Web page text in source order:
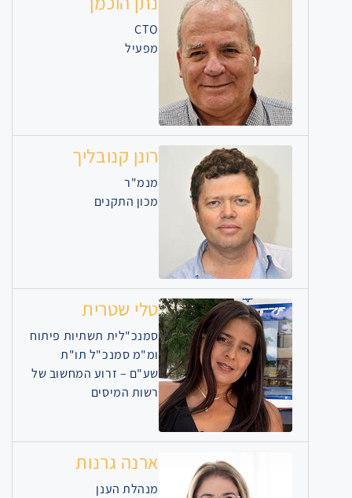
CTO
מפעיל
רונן קנובליך
מנמ"ר
מכון התקנים
טלי שטרית
סמנכ"לית תשתיות פיתוח
ומ"מ סמנכ"ל תו"ת
שע"ם – זרוע המחשוב של
רשות המיסים
ארנה גרנות
מנהלת הענן